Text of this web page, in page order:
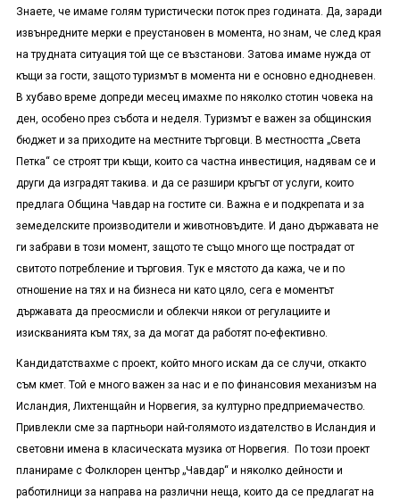
Знаете, че имаме голям туристически поток през годината. Да, заради
извънредните мерки е преустановен в момента, но знам, че след края
на трудната ситуация той ще се възстанови. Затова имаме нужда от
къщи за гости, защото туризмът в момента ни е основно еднодневен.
В хубаво време допреди месец имахме по няколко стотин човека на
ден, особено през събота и неделя. Туризмът е важен за общинския
бюджет и за приходите на местните търговци. В местността „Света
Петка“ се строят три къщи, които са частна инвестиция, надявам се и
други да изградят такива. и да се разшири кръгът от услуги, които
предлага Община Чавдар на гостите си. Важна е и подкрепата и за
земеделските производители и животновъдите. И дано държавата не
ги забрави в този момент, защото те също много ще пострадат от
свитото потребление и търговия. Тук е мястото да кажа, че и по
отношение на тях и на бизнеса ни като цяло, сега е моментът
държавата да преосмисли и облекчи някои от регулациите и
изискванията към тях, за да могат да работят по-ефективно.
Кандидатствахме с проект, който много искам да се случи, откакто
съм кмет. Той е много важен за нас и е по финансовия механизъм на
Исландия, Лихтенщайн и Норвегия, за културно предприемачество.
Привлекли сме за партньори най-голямото издателство в Исландия и
световни имена в класическата музика от Норвегия. По този проект
планираме с Фолклорен център „Чавдар“ и няколко дейности и
работилници за направа на различни неща, които да се предлагат на